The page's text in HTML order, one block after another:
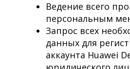
Ведение всего
персональным
Запрос всех
данных для
аккаунта Huawei